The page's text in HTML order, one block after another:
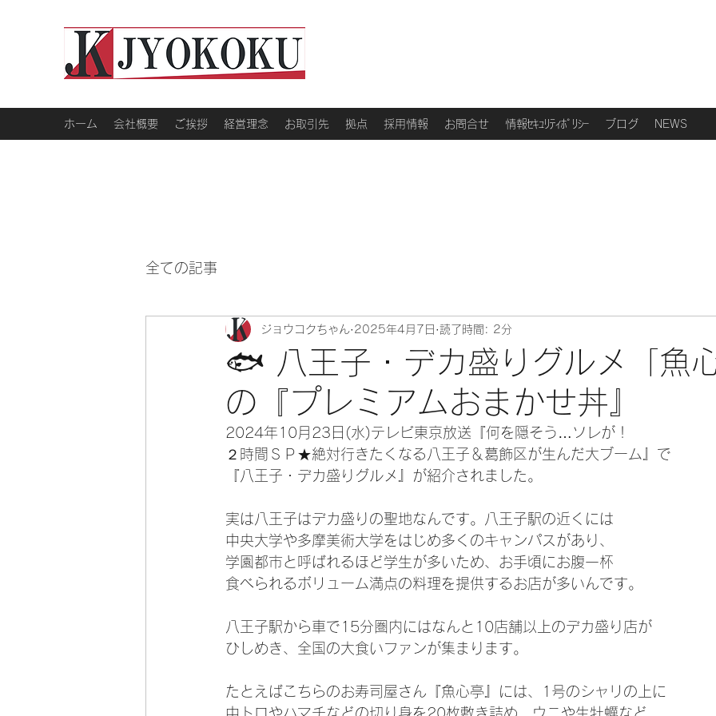
ホーム 会社概要 ご挨拶 経営理念 お取引先 拠点 採用情報 お問合せ 情報ｾｷｭﾘﾃｨﾎﾟﾘｼｰ ブログ NEWS
全ての記事
🐟 八王子・デカ盛りグルメ「魚
の『プレミアムおまかせ丼』
ジョウコクちゃん 2025年4月7日 読了時間: 2分
2024年10月23日(水)テレビ東京放送『何を隠そう…ソレが！
２時間ＳＰ★絶対行きたくなる八王子＆葛飾区が生んだ大ブーム』で
『八王子・デカ盛りグルメ』が紹介されました。
実は八王子はデカ盛りの聖地なんです。八王子駅の近くには
中央大学や多摩美術大学をはじめ多くのキャンパスがあり、
学園都市と呼ばれるほど学生が多いため、お手頃にお腹一杯
食べられるボリューム満点の料理を提供するお店が多いんです。
八王子駅から車で15分圏内にはなんと10店舗以上のデカ盛り店が
ひしめき、全国の大食いファンが集まります。
たとえばこちらのお寿司屋さん『魚心亭』には、1号のシャリの上に
中トロやハマチなどの切り身を20枚敷き詰め、ウニや生牡蠣など